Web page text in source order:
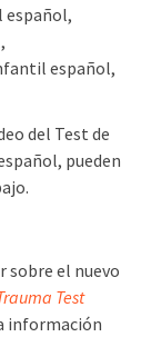
español,
del Test de
pueden
sobre el nuevo
Test
información